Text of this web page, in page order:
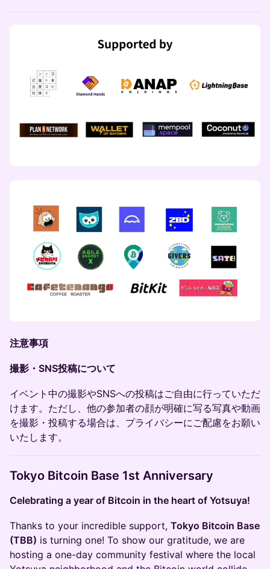
注意事項
撮影・SNS投稿について
イベント中の撮影やSNSへの投稿はご自由に行っていただ
けます。ただし、他の参加者の顔が明確に写る写真や動画
を撮影・投稿する場合は、プライバシーにご配慮をお願い
いたします。
Tokyo Bitcoin Base 1st Anniversary
Celebrating a year of Bitcoin in the heart of Yotsuya!
Thanks to your incredible support, Tokyo Bitcoin Base
(TBB) is turning one! To show our gratitude, we are
hosting a one-day community festival where the local